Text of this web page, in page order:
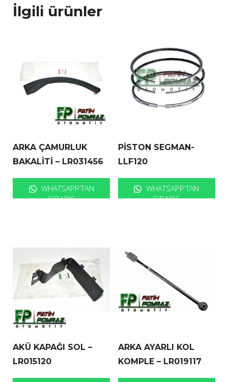
İlgili ürünler
ARKA ÇAMURLUK
BAKALİTİ – LR031456
WHATSAPP'TAN
SIPARIŞ
PİSTON SEGMAN-
LLF120
WHATSAPP'TAN
SIPARIŞ
AKÜ KAPAĞI SOL –
LR015120
ARKA AYARLI KOL
KOMPLE – LR019117